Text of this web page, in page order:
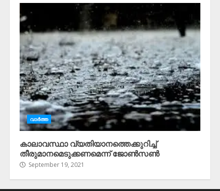
വാർത്ത
കാലാവസ്ഥാ വ്യതിയാനത്തെക്കുറിച്ച്
തീരുമാനമെടുക്കണമെന്ന് ജോൺസൺ
September 19, 2021